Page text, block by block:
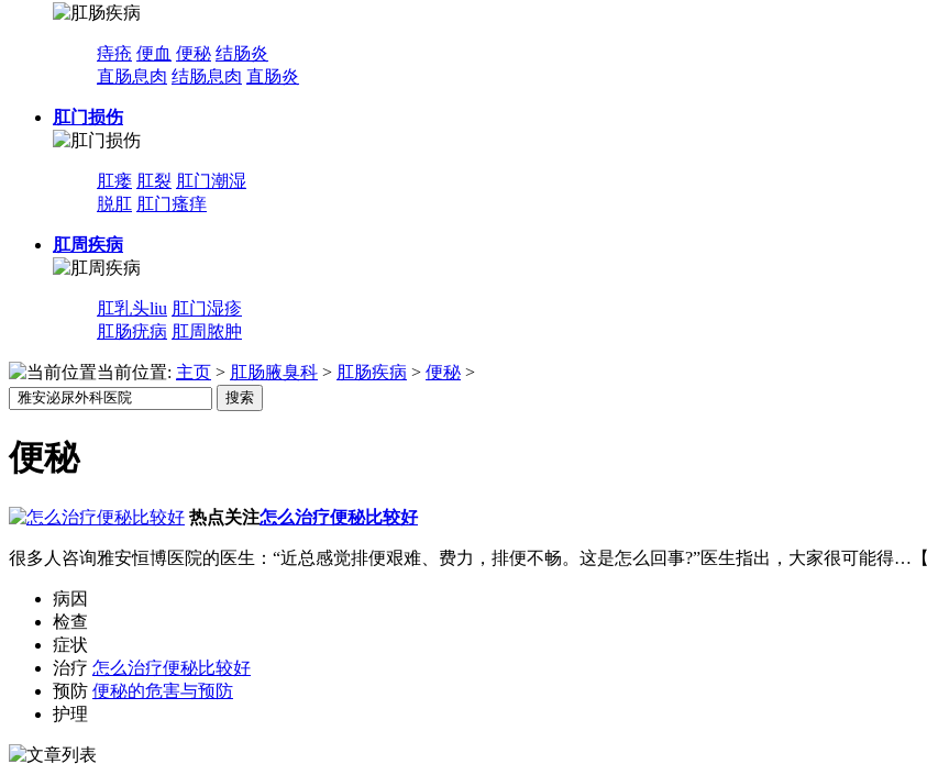
痔疮 便血 便秘 结肠炎
直肠息肉 结肠息肉 直肠炎
肛门损伤
肛瘘 肛裂 肛门潮湿
脱肛 肛门瘙痒
肛周疾病
肛乳头liu 肛门湿疹
肛肠疣病 肛周脓肿
当前位置: 主页 > 肛肠腋臭科 > 肛肠疾病 > 便秘 >
便秘
热点关注怎么治疗便秘比较好
很多人咨询雅安恒博医院的医生：“近总感觉排便艰难、费力，排便不畅。这是怎么回事?”医生指出，大家很可能得…【
病因
检查
症状
治疗 怎么治疗便秘比较好
预防 便秘的危害与预防
护理